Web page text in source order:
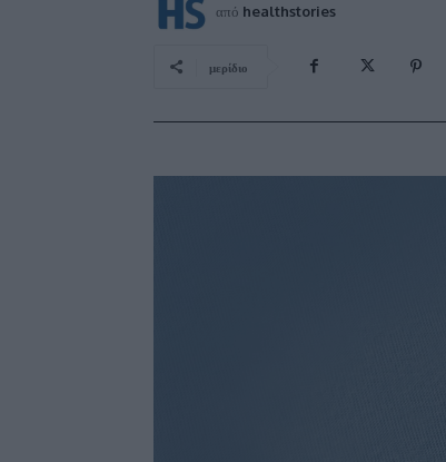
από healthstories
μερίδιο